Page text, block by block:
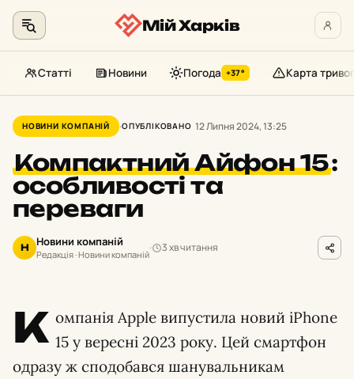
до
контенту
Мій Харків
Статті Новини Погода +37° Карта тривог
НОВИНИ КОМПАНІЙ ОПУБЛІКОВАНО 12 Липня 2024, 13:25
Компактний Айфон 15:
особливості та
переваги
Н Новини компаній
Редакція · Новини компаній
3 хв читання
К омпанія Apple випустила новий iPhone
15 у вересні 2023 року. Цей смартфон
одразу ж сподобався шанувальникам